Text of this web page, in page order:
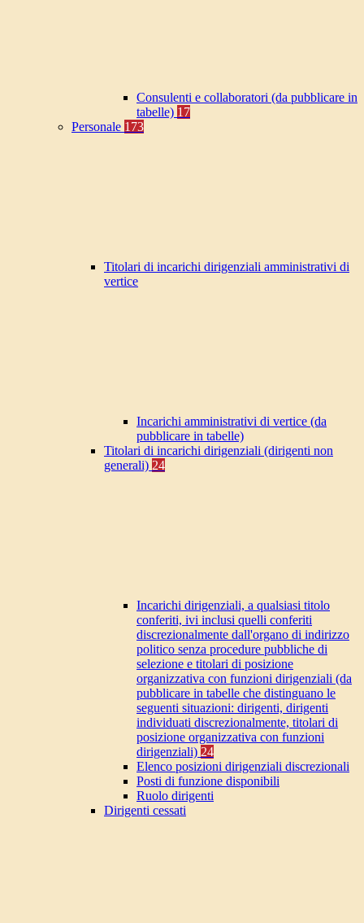
Consulenti e collaboratori (da pubblicare in
tabelle) 17
Personale 173
Titolari di incarichi dirigenziali amministrativi di
vertice
Incarichi amministrativi di vertice (da
pubblicare in tabelle)
Titolari di incarichi dirigenziali (dirigenti non
generali) 24
Incarichi dirigenziali, a qualsiasi titolo
conferiti, ivi inclusi quelli conferiti
discrezionalmente dall'organo di indirizzo
politico senza procedure pubbliche di
selezione e titolari di posizione
organizzativa con funzioni dirigenziali (da
pubblicare in tabelle che distinguano le
seguenti situazioni: dirigenti, dirigenti
individuati discrezionalmente, titolari di
posizione organizzativa con funzioni
dirigenziali) 24
Elenco posizioni dirigenziali discrezionali
Posti di funzione disponibili
Ruolo dirigenti
Dirigenti cessati